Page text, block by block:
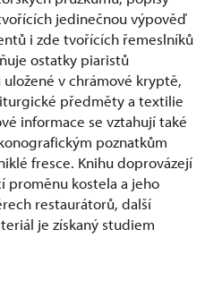
jedinečnou výpověď
i zde tvořících řemeslníků
ostatky piaristů
v chrámové kryptě,
předměty a textilie
informace se vztahují také
poznatkům
fresce. Knihu doprovázejí
proměnu kostela a jeho
restaurátorů, další
je získaný studiem